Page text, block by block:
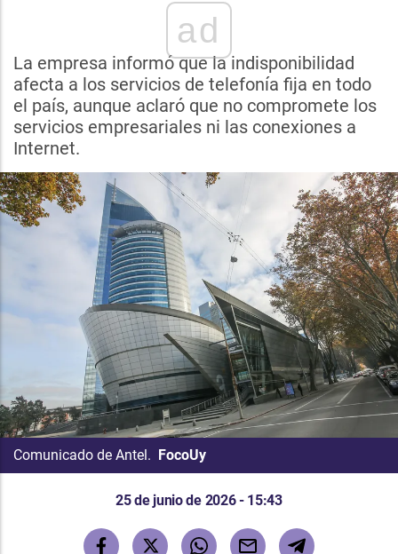
ad
La empresa informó que la indisponibilidad
afecta a los servicios de telefonía fija en todo
el país, aunque aclaró que no compromete los
servicios empresariales ni las conexiones a
Internet.
Comunicado de Antel. FocoUy
25 de junio de 2026 - 15:43